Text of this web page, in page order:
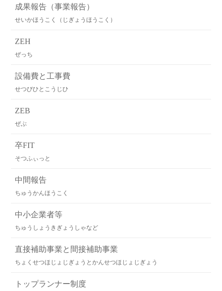
成果報告（事業報告）
せいかほうこく（じぎょうほうこく）
ZEH
ぜっち
設備費と工事費
せつびひとこうじひ
ZEB
ぜぶ
卒FIT
そつふぃっと
中間報告
ちゅうかんほうこく
中小企業者等
ちゅうしょうきぎょうしゃなど
直接補助事業と間接補助事業
ちょくせつほじょじぎょうとかんせつほじょじぎょう
トップランナー制度